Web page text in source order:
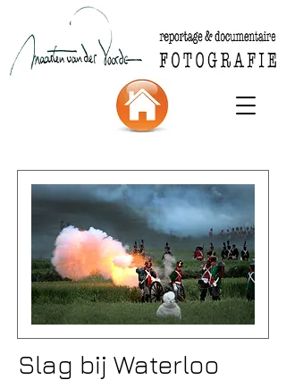
Slag bij Waterloo